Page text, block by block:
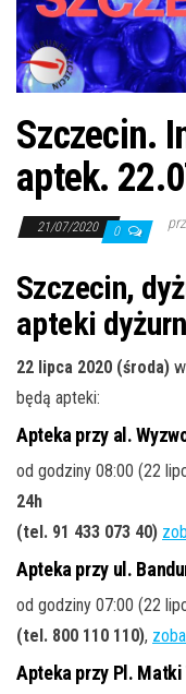
Szczecin.
aptek.
21/07/2020 0
Szczecin,
apteki
22 lipca 2020 (środa)
będą apteki:
Apteka przy al.
od godziny 08:00 (22
24h
(tel. 91 433 073 40)
Apteka przy ul.
od godziny 07:00 (22
(tel. 800 110 110),
Apteka przy Pl. Matki